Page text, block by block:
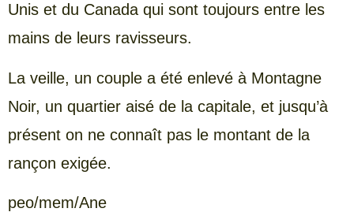
Unis et du Canada qui sont toujours entre les
mains de leurs ravisseurs.
La veille, un couple a été enlevé à Montagne
Noir, un quartier aisé de la capitale, et jusqu’à
présent on ne connaît pas le montant de la
rançon exigée.
peo/mem/Ane